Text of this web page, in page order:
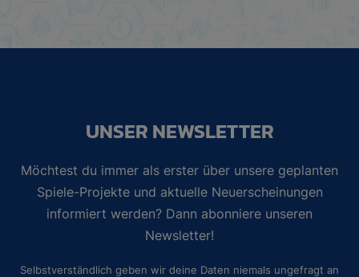
UNSER NEWSLETTER
Möchtest du immer als erster über unsere geplanten
Spiele-Projekte und aktuelle Neuerscheinungen
informiert werden? Dann abonniere unseren
Newsletter!
Selbstverständlich geben wir deine Daten niemals ungefragt an